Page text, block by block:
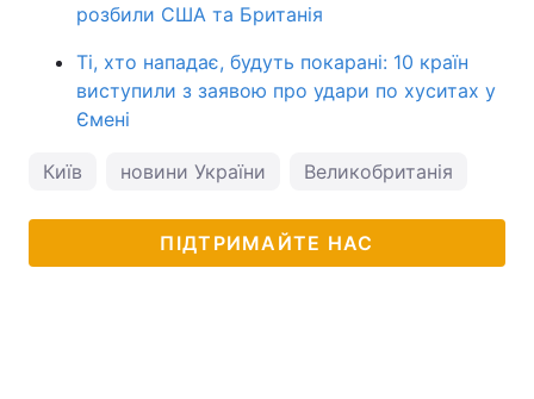
розбили США та Британія
Ті, хто нападає, будуть покарані: 10 країн
виступили з заявою про удари по хуситах у
Ємені
Київ новини України Великобританія
ПІДТРИМАЙТЕ НАС